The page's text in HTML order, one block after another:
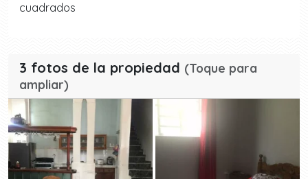
cuadrados
3 fotos de la propiedad (Toque para
ampliar)